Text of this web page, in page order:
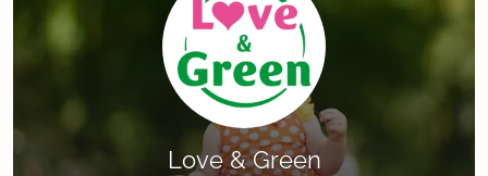
Love & Green